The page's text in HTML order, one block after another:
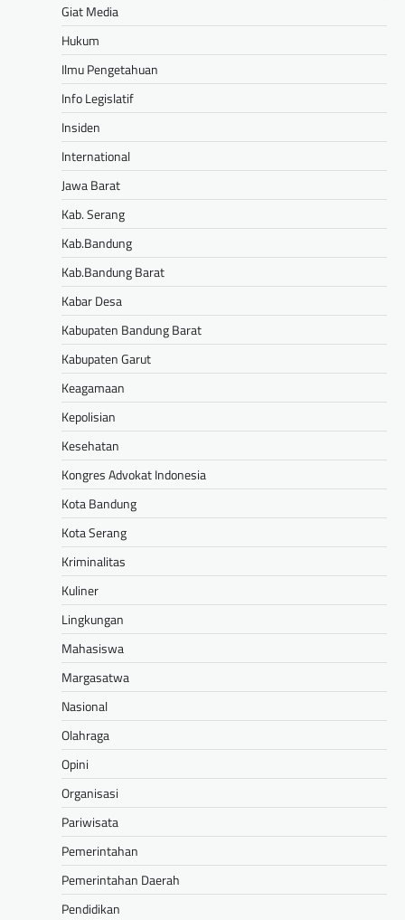
Giat Media
Hukum
Ilmu Pengetahuan
Info Legislatif
Insiden
International
Jawa Barat
Kab. Serang
Kab.Bandung
Kab.Bandung Barat
Kabar Desa
Kabupaten Bandung Barat
Kabupaten Garut
Keagamaan
Kepolisian
Kesehatan
Kongres Advokat Indonesia
Kota Bandung
Kota Serang
Kriminalitas
Kuliner
Lingkungan
Mahasiswa
Margasatwa
Nasional
Olahraga
Opini
Organisasi
Pariwisata
Pemerintahan
Pemerintahan Daerah
Pendidikan